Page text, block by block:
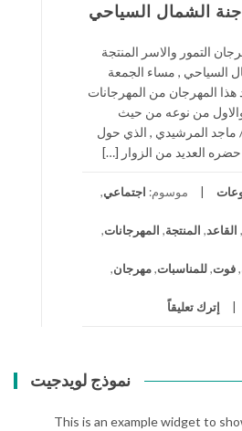
جنة الشمال السياحي
التمور والاسر المنتجة
السياحي , مساء الجمعة
1442هــ . ويعد هذا المهرجان من المهرجانات
والاول من نوعه من حيث
/ ماجد المرشيدي , الذي حول
العديد من الزوار […]
موسوم: اجتماعي,
, القاعد, المنتجة, المهرجانات,
,فوت,للمناسبات,مهرجان,
إترك تعليقاً
نموذج لويدجيت
This is an example widget to